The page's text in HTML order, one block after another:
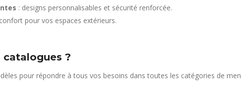
: designs personnalisables et sécurité renforcée.
pour vos espaces extérieurs.
?
pour répondre à tous vos besoins dans toutes les catégories de